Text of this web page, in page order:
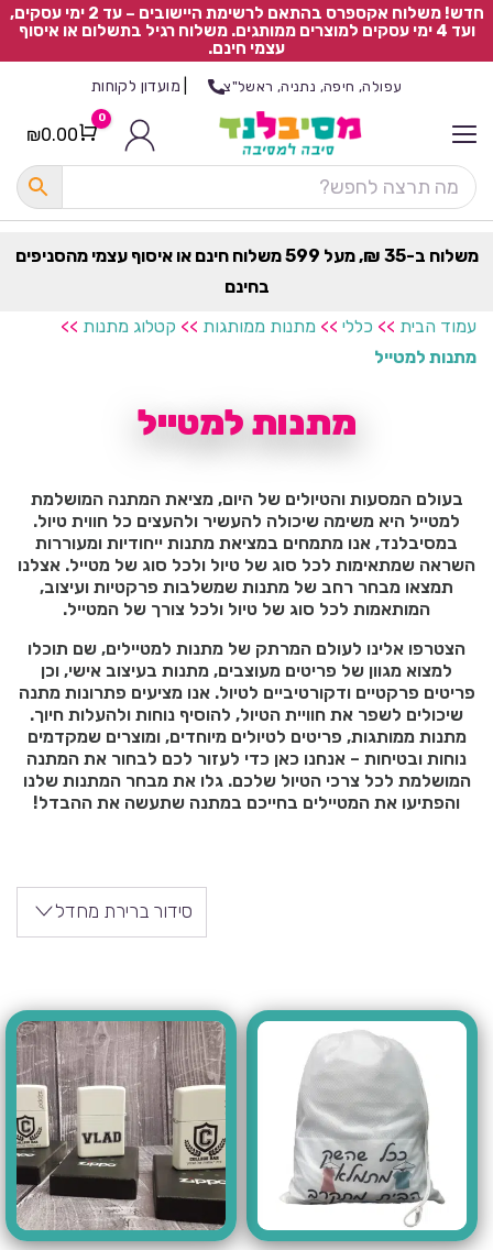
חדש! משלוח אקספרס בהתאם לרשימת היישובים – עד 2 ימי עסקים,
ועד 4 ימי עסקים למוצרים ממותגים. משלוח רגיל בתשלום או איסוף
עצמי חינם.
עפולה, חיפה, נתניה, ראשל"צ מועדון לקוחות
Cart
0
₪0.00
משלוח ב-35 ₪, מעל 599 משלוח חינם או איסוף עצמי מהסניפים
בחינם
עמוד הבית >> כללי >> מתנות ממותגות >> קטלוג מתנות >>
מתנות למטייל
מתנות למטייל
בעולם המסעות והטיולים של היום, מציאת המתנה המושלמת
למטייל היא משימה שיכולה להעשיר ולהעצים כל חווית טיול.
במסיבלנד, אנו מתמחים במציאת מתנות ייחודיות ומעוררות
השראה שמתאימות לכל סוג של טיול ולכל סוג של מטייל. אצלנו
תמצאו מבחר רחב של מתנות שמשלבות פרקטיות ועיצוב,
המותאמות לכל סוג של טיול ולכל צורך של המטייל.
הצטרפו אלינו לעולם המרתק של מתנות למטיילים, שם תוכלו
למצוא מגוון של פריטים מעוצבים, מתנות בעיצוב אישי, וכן
פריטים פרקטיים ודקורטיביים לטיול. אנו מציעים פתרונות מתנה
שיכולים לשפר את חוויית הטיול, להוסיף נוחות ולהעלות חיוך.
מתנות ממותגות, פריטים לטיולים מיוחדים, ומוצרים שמקדמים
נוחות ובטיחות – אנחנו כאן כדי לעזור לכם לבחור את המתנה
המושלמת לכל צרכי הטיול שלכם. גלו את מבחר המתנות שלנו
והפתיעו את המטיילים בחייכם במתנה שתעשה את ההבדל!
סידור ברירת מחדל